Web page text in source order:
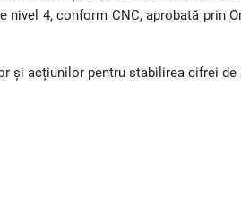
4, conform CNC, aprobată prin
și acțiunilor pentru stabilirea cifrei